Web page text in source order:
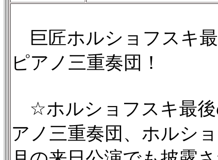
巨匠ホルショフスキ
ピアノ三重奏団！
☆ホルショフスキ最後
アノ三重奏団、ホルシ